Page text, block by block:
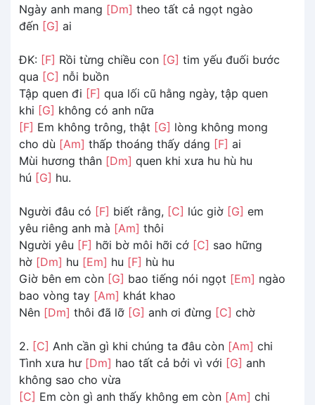
Ngày anh mang [Dm] theo tất cả ngọt ngào
đến [G] ai
ĐK: [F] Rồi từng chiều con [G] tim yếu đuối bước
qua [C] nỗi buồn
Tập quen đi [F] qua lối cũ hằng ngày, tập quen
khi [G] không có anh nữa
[F] Em không trông, thật [G] lòng không mong
cho dù [Am] thấp thoáng thấy dáng [F] ai
Mùi hương thân [Dm] quen khi xưa hu hù hu
hú [G] hu.
Người đâu có [F] biết rằng, [C] lúc giờ [G] em
yêu riêng anh mà [Am] thôi
Người yêu [F] hỡi bờ môi hỡi cớ [C] sao hững
hờ [Dm] hu [Em] hu [F] hù hu
Giờ bên em còn [G] bao tiếng nói ngọt [Em] ngào
bao vòng tay [Am] khát khao
Nên [Dm] thôi đã lỡ [G] anh ơi đừng [C] chờ
2. [C] Anh cần gì khi chúng ta đâu còn [Am] chi
Tình xưa hư [Dm] hao tất cả bởi vì với [G] anh
không sao cho vừa
[C] Em còn gì anh thấy không em còn [Am] chi